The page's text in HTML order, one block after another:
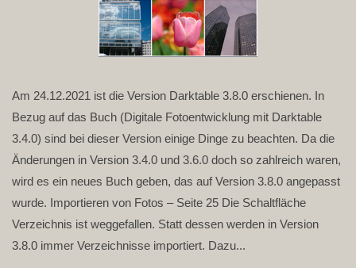
Am 24.12.2021 ist die Version Darktable 3.8.0 erschienen. In
Bezug auf das Buch (Digitale Fotoentwicklung mit Darktable
3.4.0) sind bei dieser Version einige Dinge zu beachten. Da die
Änderungen in Version 3.4.0 und 3.6.0 doch so zahlreich waren,
wird es ein neues Buch geben, das auf Version 3.8.0 angepasst
wurde. Importieren von Fotos – Seite 25 Die Schaltfläche
Verzeichnis ist weggefallen. Statt dessen werden in Version
3.8.0 immer Verzeichnisse importiert. Dazu...